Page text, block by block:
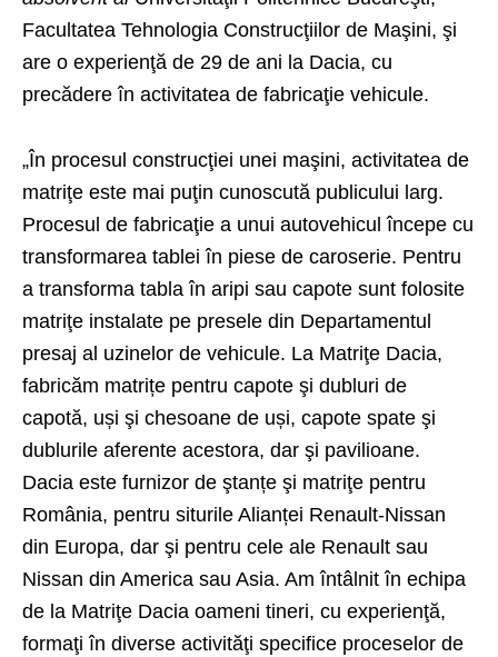
Facultatea Tehnologia Construcţiilor de Maşini, şi
are o experienţă de 29 de ani la Dacia, cu
precădere în activitatea de fabricaţie vehicule.
„În procesul construcţiei unei maşini, activitatea de
matriţe este mai puţin cunoscută publicului larg.
Procesul de fabricaţie a unui autovehicul începe cu
transformarea tablei în piese de caroserie. Pentru
a transforma tabla în aripi sau capote sunt folosite
matriţe instalate pe presele din Departamentul
presaj al uzinelor de vehicule. La Matriţe Dacia,
fabricăm matrițe pentru capote şi dubluri de
capotă, uși şi chesoane de uși, capote spate şi
dublurile aferente acestora, dar şi pavilioane.
Dacia este furnizor de ştanțe şi matriţe pentru
România, pentru siturile Alianței Renault-Nissan
din Europa, dar şi pentru cele ale Renault sau
Nissan din America sau Asia. Am întâlnit în echipa
de la Matriţe Dacia oameni tineri, cu experienţă,
formaţi în diverse activităţi specifice proceselor de